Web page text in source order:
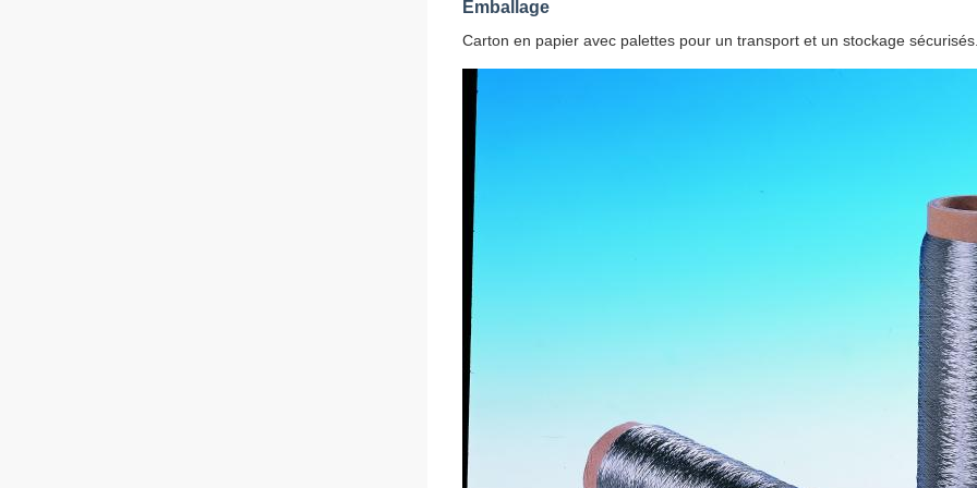
Emballage
Carton en papier avec palettes pour un transport et un stockage